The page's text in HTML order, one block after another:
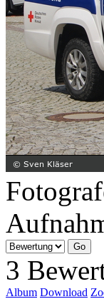
3
Album Download